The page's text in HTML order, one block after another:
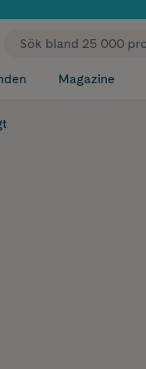
Magazine